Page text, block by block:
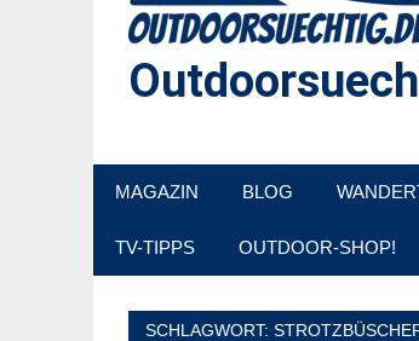
MAGAZIN BLOG
TV-TIPPS OUTDOOR-SHOP!
SCHLAGWORT: